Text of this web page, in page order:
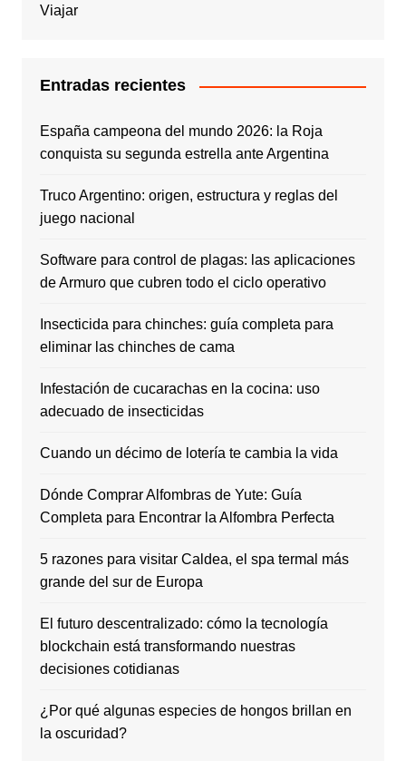
Viajar
Entradas recientes
España campeona del mundo 2026: la Roja
conquista su segunda estrella ante Argentina
Truco Argentino: origen, estructura y reglas del
juego nacional
Software para control de plagas: las aplicaciones
de Armuro que cubren todo el ciclo operativo
Insecticida para chinches: guía completa para
eliminar las chinches de cama
Infestación de cucarachas en la cocina: uso
adecuado de insecticidas
Cuando un décimo de lotería te cambia la vida
Dónde Comprar Alfombras de Yute: Guía
Completa para Encontrar la Alfombra Perfecta
5 razones para visitar Caldea, el spa termal más
grande del sur de Europa
El futuro descentralizado: cómo la tecnología
blockchain está transformando nuestras
decisiones cotidianas
¿Por qué algunas especies de hongos brillan en
la oscuridad?